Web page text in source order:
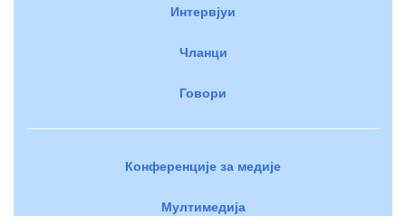
Интервјуи
Чланци
Говори
Конференције за медије
Мултимедија